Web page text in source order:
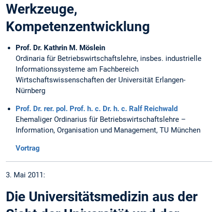
Werkzeuge,
Kompetenzentwicklung
Prof. Dr. Kathrin M. Möslein
Ordinaria für Betriebswirtschaftslehre, insbes. industrielle
Informationssysteme am Fachbereich
Wirtschaftswissenschaften der Universität Erlangen-
Nürnberg
Prof. Dr. rer. pol. Prof. h. c. Dr. h. c. Ralf Reichwald
Ehemaliger Ordinarius für Betriebswirtschaftslehre –
Information, Organisation und Management, TU München
Vortrag
3. Mai 2011:
Die Universitätsmedizin aus der